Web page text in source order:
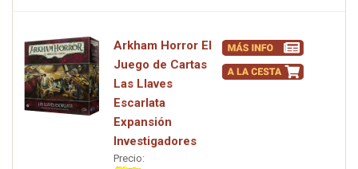
Arkham Horror El
Juego de Cartas
Las Llaves
Escarlata
Expansión
Investigadores
Precio: